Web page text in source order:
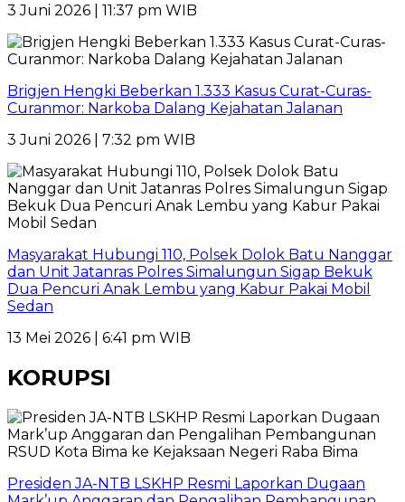
3 Juni 2026 | 11:37 pm WIB
Brigjen Hengki Beberkan 1.333 Kasus Curat-Curas-
Curanmor: Narkoba Dalang Kejahatan Jalanan
3 Juni 2026 | 7:32 pm WIB
Masyarakat Hubungi 110, Polsek Dolok Batu Nanggar
dan Unit Jatanras Polres Simalungun Sigap Bekuk
Dua Pencuri Anak Lembu yang Kabur Pakai Mobil
Sedan
13 Mei 2026 | 6:41 pm WIB
KORUPSI
Presiden JA-NTB LSKHP Resmi Laporkan Dugaan